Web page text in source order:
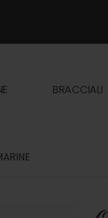
BRACCIALI